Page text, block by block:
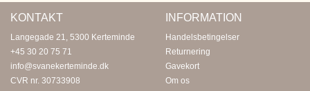
KONTAKT
Langegade 21, 5300 Kerteminde
+45 30 20 75 71
info@svanekerteminde.dk
CVR nr. 30733908
INFORMATION
Handelsbetingelser
Returnering
Gavekort
Om os